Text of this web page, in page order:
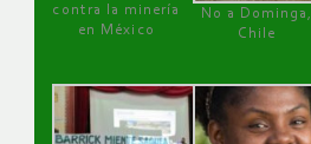
contra la minería
en México
No a Dominga,
Chile